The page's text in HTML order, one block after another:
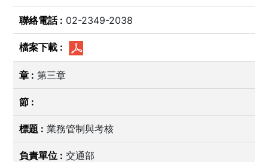
02-2349-2038
第三章
業務管制與考核
交通部